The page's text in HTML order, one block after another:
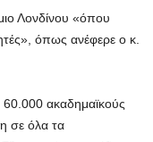
Λονδίνου «όπου
όπως ανέφερε ο κ.
ακαδημαϊκούς
σε όλα τα